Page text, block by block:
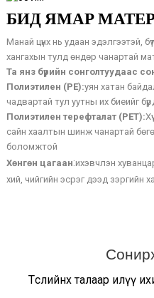
БИД ЯМАР
Манай цүнх нь удаан эдэлгээтэй,
хангахын тулд өндөр чанартай
Та янз бүрийн сонголтуудаас
Полиэтилен (PE):уян хатан
чадвартай тул уутны их биеийг
Полиэтилен терефталат (PET):
сайн хаалтын шинж чанартай
боломжтой
Хөнгөн цагаан:ихэвчлэн
хий, чийгийн эсрэг дээд зэргийн
Төслийнхөө талаар